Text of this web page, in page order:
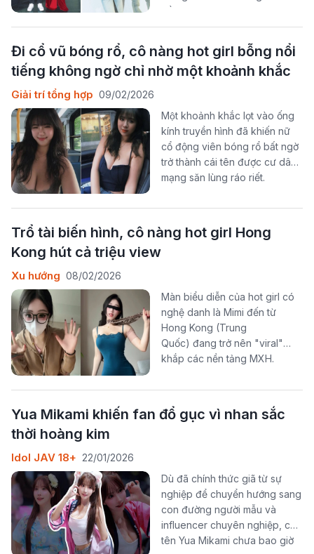
về một năm mới bình an, hanh
thông và nhiều khởi sắc. Đặc
biệt, mùng 1 Tết, ngày đầu tiên
của năm mới, luôn được xem là
thời điểm quan trọng, nơi mỗi
Đi cổ vũ bóng rổ, cô nàng hot girl bỗng nổi
tiếng không ngờ chỉ nhờ một khoảnh khắc
Giải trí tổng hợp 09/02/2026
Một khoảnh khắc lọt vào ống
kính truyền hình đã khiến nữ
cổ động viên bóng rổ bất ngờ
trở thành cái tên được cư dân
mạng săn lùng ráo riết.
Trổ tài biến hình, cô nàng hot girl Hong
Kong hút cả triệu view
Xu hướng 08/02/2026
Màn biểu diễn của hot girl có
nghệ danh là Mimi đến từ
Hong Kong (Trung
Quốc) đang trở nên "viral"
khắp các nền tảng MXH.
Yua Mikami khiến fan đổ gục vì nhan sắc
thời hoàng kim
Idol JAV 18+ 22/01/2026
Dù đã chính thức giã từ sự
nghiệp để chuyển hướng sang
con đường người mẫu và
influencer chuyên nghiệp, cái
tên Yua Mikami chưa bao giờ